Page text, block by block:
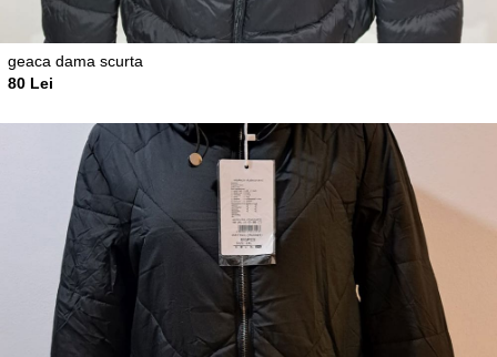
geaca dama scurta
80 Lei